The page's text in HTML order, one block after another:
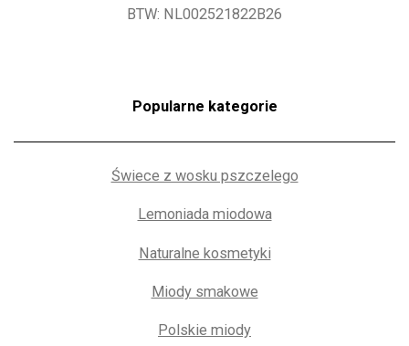
BTW: NL002521822B26
Popularne kategorie
Świece z wosku pszczelego
Lemoniada miodowa
Naturalne kosmetyki
Miody smakowe
Polskie miody